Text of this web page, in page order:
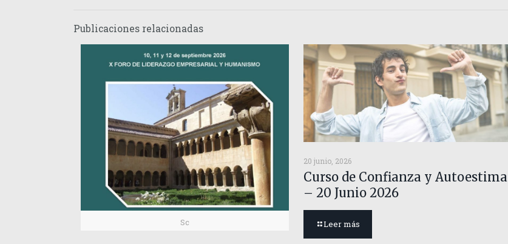
Publicaciones relacionadas
Sc
20 junio, 2026
Curso de Confianza y Autoestima
– 20 Junio 2026
Leer más